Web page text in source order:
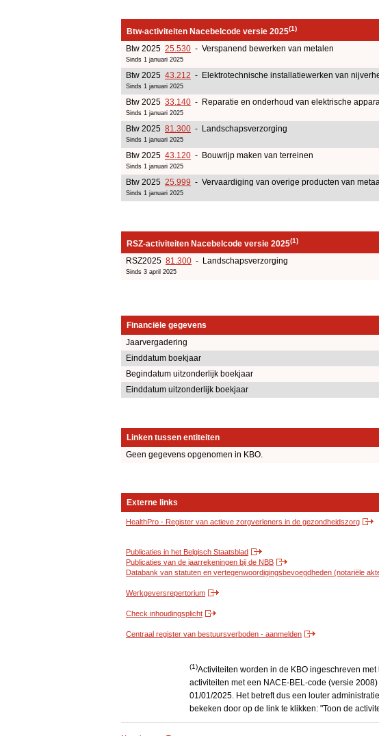
Btw-activiteiten Nacebelcode versie 2025(1)
Btw 2025 25.530 - Verspanend bewerken van metalen
Sinds 1 januari 2025
Btw 2025 43.212 - Elektrotechnische installatiewerken van
Sinds 1 januari 2025
Btw 2025 33.140 - Reparatie en onderhoud van elektrische
Sinds 1 januari 2025
Btw 2025 81.300 - Landschapsverzorging
Sinds 1 januari 2025
Btw 2025 43.120 - Bouwrijp maken van terreinen
Sinds 1 januari 2025
Btw 2025 25.999 - Vervaardiging van overige producten van
Sinds 1 januari 2025
RSZ-activiteiten Nacebelcode versie 2025(1)
RSZ2025 81.300 - Landschapsverzorging
Sinds 3 april 2025
Financiële gegevens
Jaarvergadering
Einddatum boekjaar
Begindatum uitzonderlijk boekjaar
Einddatum uitzonderlijk boekjaar
Linken tussen entiteiten
Geen gegevens opgenomen in KBO.
Externe links
HealthPro - Register van actieve zorgverleners in de gezondheidszorg
Publicaties in het Belgisch Staatsblad
Publicaties van de jaarrekeningen bij de NBB
Databank van statuten en vertegenwoordigingsbevoegdheden (notariële
Werkgeversrepertorium
Check inhoudingsplicht
Centraal register van bestuursverboden - aanmelden
(1)Activiteiten worden in de KBO ingeschreven
activiteiten met een NACE-BEL-code (versie
01/01/2025. Het betreft dus een louter
bekeken door op de link te klikken: "Toon de